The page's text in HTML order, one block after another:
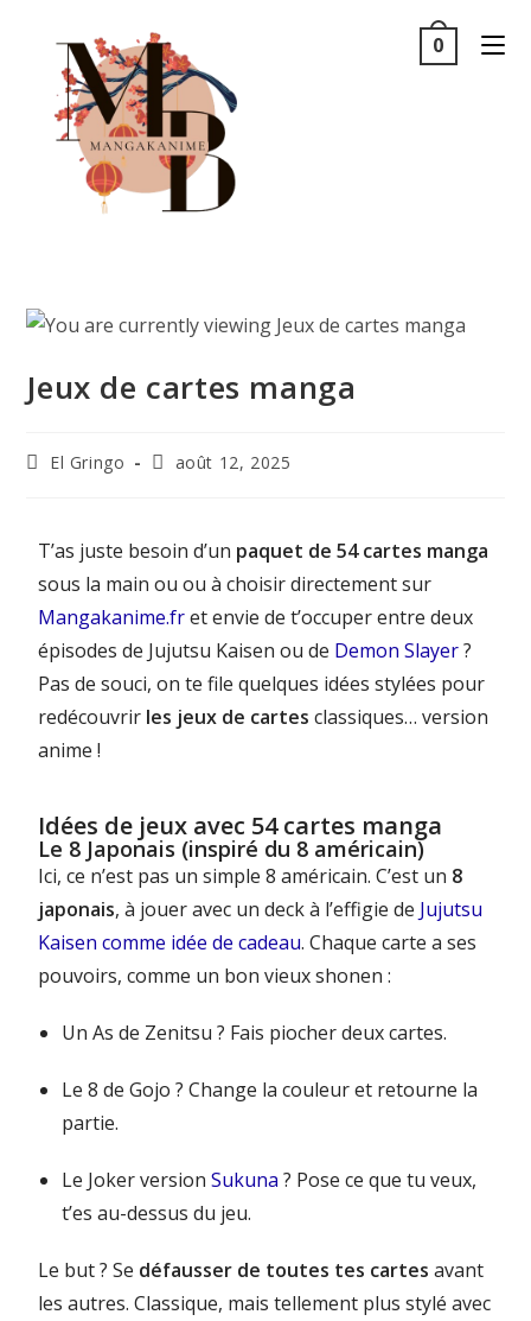
0
Jeux de cartes manga
El Gringo août 12, 2025
T’as juste besoin d’un paquet de 54 cartes manga
sous la main ou ou à choisir directement sur
Mangakanime.fret envie de t’occuper entre deux
épisodes de Jujutsu Kaisen ou de Demon Slayer?
Pas de souci, on te file quelques idées stylées pour
redécouvrir les jeux de cartes classiques… version
anime !
Idées de jeux avec 54 cartes manga
Le 8 Japonais (inspiré du 8 américain)
Ici, ce n’est pas un simple 8 américain. C’est un 8
japonais, à jouer avec un deck à l’effigie de Jujutsu
Kaisen comme idée de cadeau. Chaque carte a ses
pouvoirs, comme un bon vieux shonen :
Un As de Zenitsu ? Fais piocher deux cartes.
Le 8 de Gojo ? Change la couleur et retourne la
partie.
Le Joker versionSukuna ? Pose ce que tu veux,
t’es au-dessus du jeu.
Le but ? Se défausser de toutes tes cartes avant
les autres. Classique, mais tellement plus stylé avec